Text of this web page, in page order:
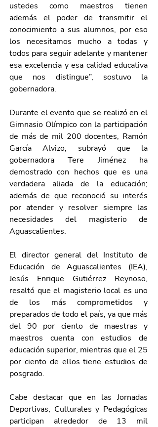
ustedes como maestros tienen
además el poder de transmitir el
conocimiento a sus alumnos, por eso
los necesitamos mucho a todas y
todos para seguir adelante y mantener
esa excelencia y esa calidad educativa
que nos distingue”, sostuvo la
gobernadora.
Durante el evento que se realizó en el
Gimnasio Olímpico con la participación
de más de mil 200 docentes, Ramón
García Alvizo, subrayó que la
gobernadora Tere Jiménez ha
demostrado con hechos que es una
verdadera aliada de la educación;
además de que reconoció su interés
por atender y resolver siempre las
necesidades del magisterio de
Aguascalientes.
El director general del Instituto de
Educación de Aguascalientes (IEA),
Jesús Enrique Gutiérrez Reynoso,
resaltó que el magisterio local es uno
de los más comprometidos y
preparados de todo el país, ya que más
del 90 por ciento de maestras y
maestros cuenta con estudios de
educación superior, mientras que el 25
por ciento de ellos tiene estudios de
posgrado.
Cabe destacar que en las Jornadas
Deportivas, Culturales y Pedagógicas
participan alrededor de 13 mil